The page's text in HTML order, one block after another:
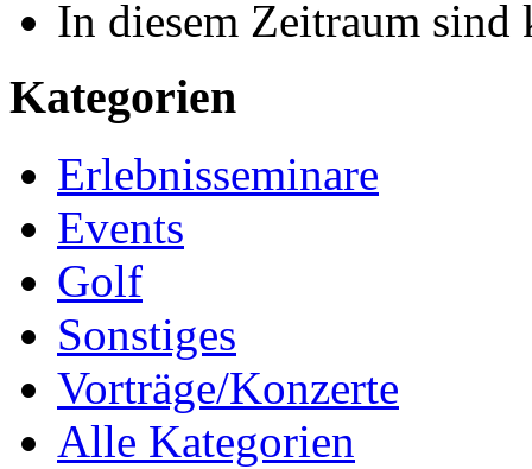
In diesem Zeitraum sind
Kategorien
Erlebnisseminare
Events
Golf
Sonstiges
Vorträge/Konzerte
Alle Kategorien